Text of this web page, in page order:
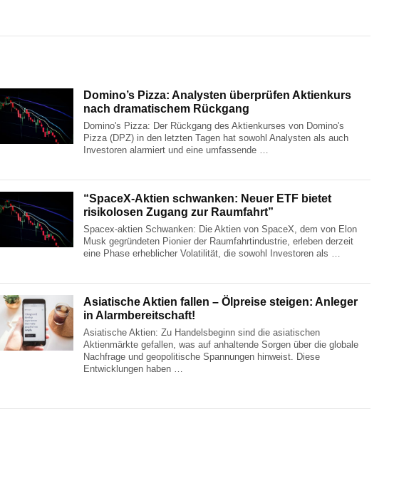
Domino’s Pizza: Analysten überprüfen Aktienkurs
nach dramatischem Rückgang
Domino's Pizza: Der Rückgang des Aktienkurses von Domino's
Pizza (DPZ) in den letzten Tagen hat sowohl Analysten als auch
Investoren alarmiert und eine umfassende …
“SpaceX-Aktien schwanken: Neuer ETF bietet
risikolosen Zugang zur Raumfahrt”
Spacex-aktien Schwanken: Die Aktien von SpaceX, dem von Elon
Musk gegründeten Pionier der Raumfahrtindustrie, erleben derzeit
eine Phase erheblicher Volatilität, die sowohl Investoren als …
Asiatische Aktien fallen – Ölpreise steigen: Anleger
in Alarmbereitschaft!
Asiatische Aktien: Zu Handelsbeginn sind die asiatischen
Aktienmärkte gefallen, was auf anhaltende Sorgen über die globale
Nachfrage und geopolitische Spannungen hinweist. Diese
Entwicklungen haben …